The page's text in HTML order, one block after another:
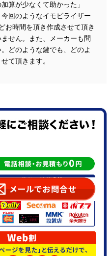
算が少なくて助かった」
回のようなイモビライザー
お時間を頂き作成させて頂き
せん。また、メーカーも問
どのような鍵でも、どのよ
て頂きます。